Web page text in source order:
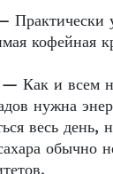
Практически
кофейная
— Как и всем
нужна
весь день,
обычно